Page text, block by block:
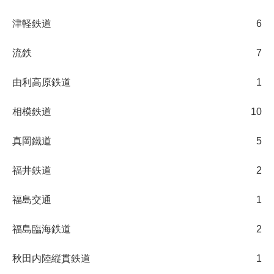
津軽鉄道 6
流鉄 7
由利高原鉄道 1
相模鉄道 10
真岡鐵道 5
福井鉄道 2
福島交通 1
福島臨海鉄道 2
秋田内陸縦貫鉄道 1